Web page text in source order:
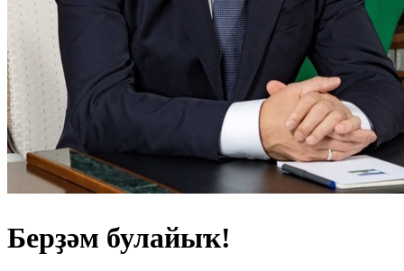
Берҙәм булайыҡ!